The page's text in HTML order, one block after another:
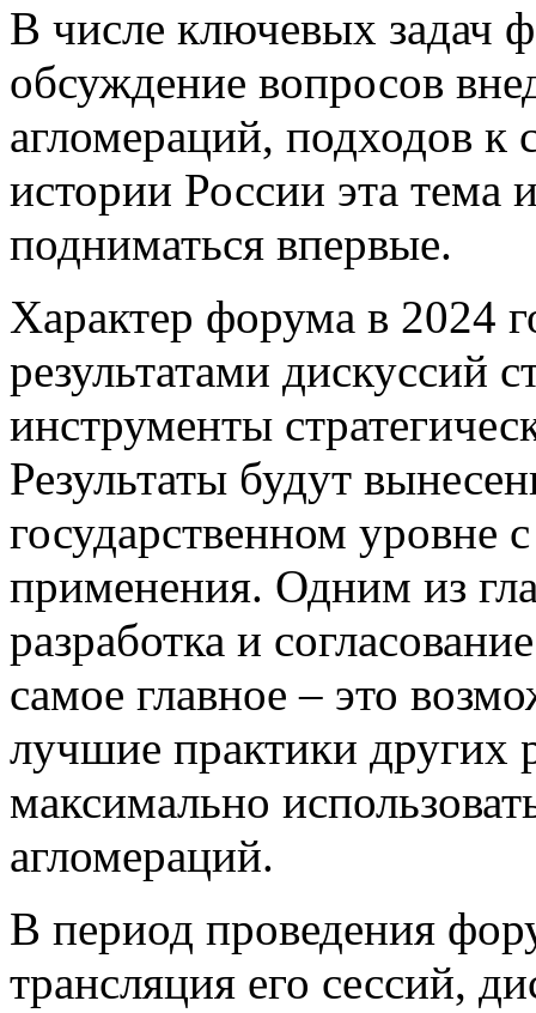
В числе ключевых задач
обсуждение вопросов
агломераций, подходов к
истории России эта тема
подниматься впервые.
Характер форума в 2024
результатами дискуссий
инструменты
Результаты будут
государственном уровне
применения. Одним из
разработка и
самое главное – это
лучшие практики других
максимально
агломераций.
В период проведения
трансляция его сессий,